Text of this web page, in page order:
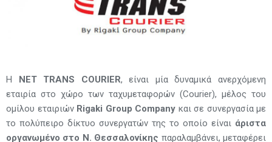
Η NET TRANS COURIER, είναι μία δυναμικά ανερχόμενη
εταιρία στο χώρο των ταχυμεταφορών (Courier), μέλος του
ομίλου εταιριών Rigaki Group Company και σε συνεργασία με
το πολύπειρο δίκτυο συνεργατών της το οποίο είναι άριστα
οργανωμένο στο Ν. Θεσσαλονίκης παραλαμβάνει, μεταφέρει